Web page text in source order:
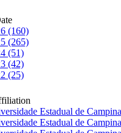
(160)
(265)
(51)
(42)
(25)
Estadual de
Estadual de